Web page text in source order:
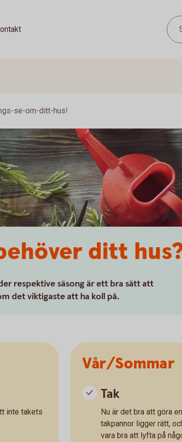
se-om-ditt-hus!
ditt
respektive säsong är ett bra sätt att
det viktigaste att ha koll på.
inte takets
Vår/Sommar
Tak
Nu är det bra att göra
takpannor ligger rätt,
vara bra att lyfta på